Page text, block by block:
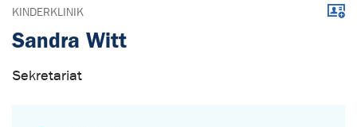
KINDERKLINIK
Sandra Witt
Sekretariat